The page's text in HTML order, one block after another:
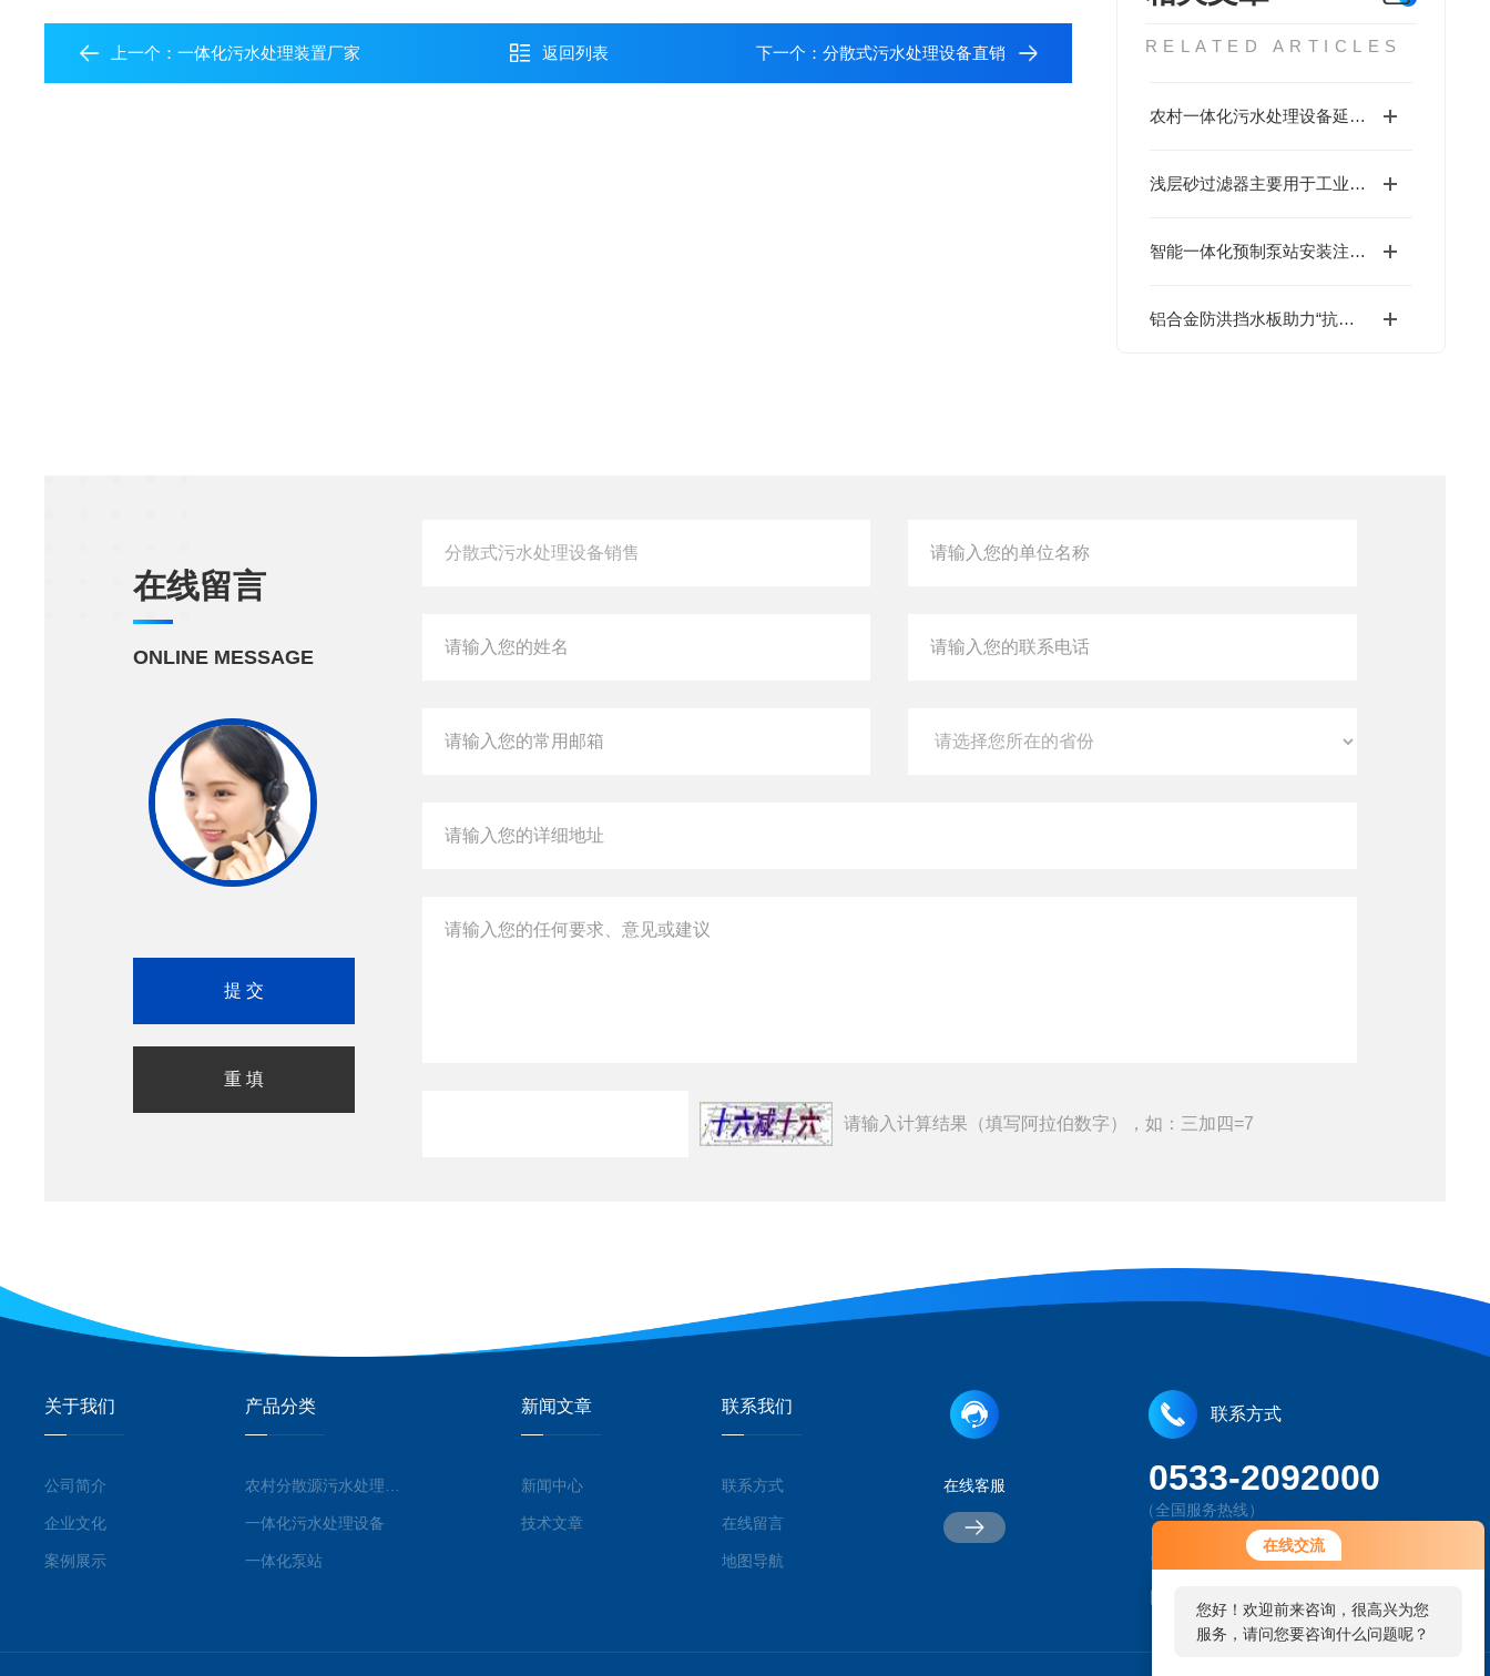
在线交流
您好！欢迎前来咨询，很高兴为您
服务，请问您要咨询什么问题呢？
RELATED ARTICLES
农村一体化污水处理设备延寿防腐是关键
浅层砂过滤器主要用于工业领域循环水，给水，和废水的过滤
智能一体化预制泵站安装注意事项
铝合金防洪挡水板助力“抗洪防灾”工作！
上一个：一体化污水处理装置厂家 返回列表 下一个： 分散式污水处理设备直销
在线留言
ONLINE MESSAGE
请输入计算结果（填写阿拉伯数字），如：三加四=7
关于我们
公司简介
企业文化
案例展示
产品分类
一体化污水处理设备
一体化泵站
新闻文章
新闻中心
技术文章
联系我们
联系方式
在线留言
地图导航
在线客服
联系方式
0533-2092000
（全国服务热线）
山东省淄博市经济开发区工业园鲲鹏路